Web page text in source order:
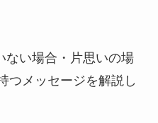
ない場合・片思いの場
つメッセージを解説し